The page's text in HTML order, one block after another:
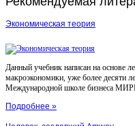
Экономическая теория
Данный учебник написан на основе
макроэкономики, уже более десяти
Международной школе бизнеса
Подробнее »